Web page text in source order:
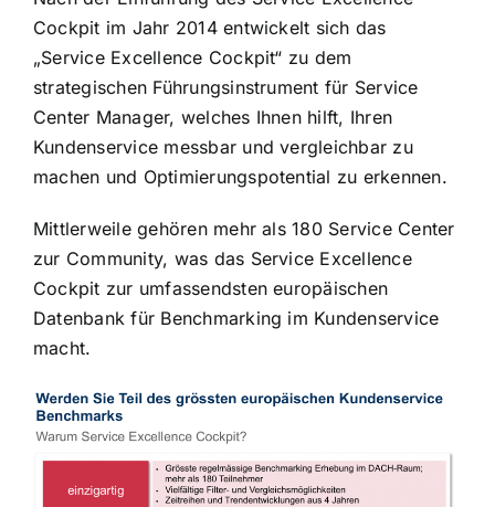
Cockpit im Jahr 2014 entwickelt sich das
„Service Excellence Cockpit“ zu dem
strategischen Führungsinstrument für Service
Center Manager, welches Ihnen hilft, Ihren
Kundenservice messbar und vergleichbar zu
machen und Optimierungspotential zu erkennen.
Mittlerweile gehören mehr als 180 Service Center
zur Community, was das Service Excellence
Cockpit zur umfassendsten europäischen
Datenbank für Benchmarking im Kundenservice
macht.